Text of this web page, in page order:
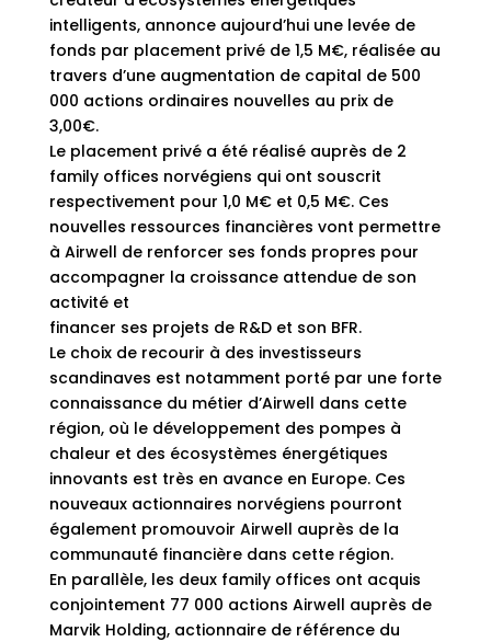
intelligents, annonce aujourd’hui une levée de
fonds par placement privé de 1,5 M€, réalisée au
travers d’une augmentation de capital de 500
000 actions ordinaires nouvelles au prix de
3,00€.
Le placement privé a été réalisé auprès de 2
family offices norvégiens qui ont souscrit
respectivement pour 1,0 M€ et 0,5 M€. Ces
nouvelles ressources financières vont permettre
à Airwell de renforcer ses fonds propres pour
accompagner la croissance attendue de son
activité et
financer ses projets de R&D et son BFR.
Le choix de recourir à des investisseurs
scandinaves est notamment porté par une forte
connaissance du métier d’Airwell dans cette
région, où le développement des pompes à
chaleur et des écosystèmes énergétiques
innovants est très en avance en Europe. Ces
nouveaux actionnaires norvégiens pourront
également promouvoir Airwell auprès de la
communauté financière dans cette région.
En parallèle, les deux family offices ont acquis
conjointement 77 000 actions Airwell auprès de
Marvik Holding, actionnaire de référence du